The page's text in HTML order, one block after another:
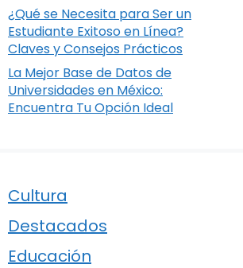
¿Qué se Necesita para Ser un
Estudiante Exitoso en Línea?
Claves y Consejos Prácticos
La Mejor Base de Datos de
Universidades en México:
Encuentra Tu Opción Ideal
Cultura
Destacados
Educación